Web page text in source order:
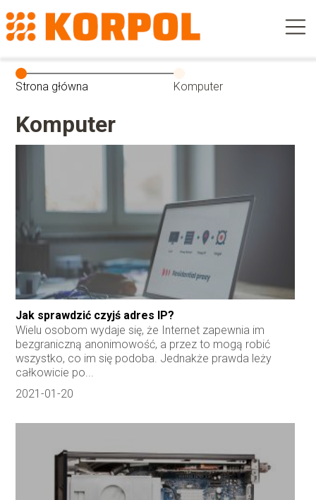
Strona główna Komputer
Komputer
Jak sprawdzić czyjś adres IP?
Wielu osobom wydaje się, że Internet zapewnia im
bezgraniczną anonimowość, a przez to mogą robić
wszystko, co im się podoba. Jednakże prawda leży
całkowicie po...
2021-01-20